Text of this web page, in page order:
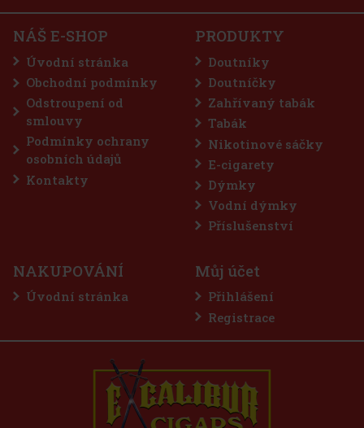
SKLADEM(5 ks)
62 Kč bez DPH 75 Kč
E-Zigarette LIO BASE PRO - Gold
(2 ks)
NÁŠ E-SHOP
Úvodní stránka
Obchodní podmínky
Odstroupení od
smlouvy
Podmínky ochrany
osobních údajů
Kontakty
PRODUKTY
Doutníky
Doutníčky
Zahřívaný tabák
Tabák
Nikotinové sáčky
E-cigarety
Dýmky
Vodní dýmky
Příslušenství
NAKUPOVÁNÍ
Úvodní stránka
Můj účet
Přihlášení
Registrace